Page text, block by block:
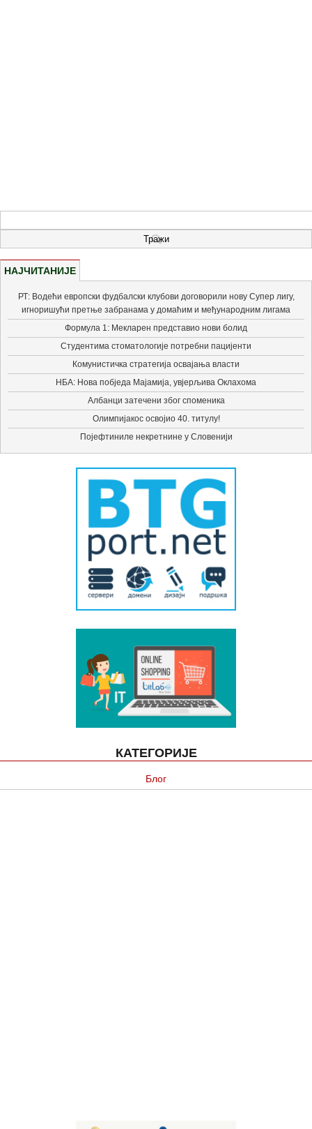
НАЈЧИТАНИЈЕ
РТ: Водећи европски фудбалски клубови договорили нову Супер лигу,
игноришући претње забранама у домаћим и међународним лигама
Формула 1: Мекларен представио нови болид
Студентима стоматологије потребни пацијенти
Комунистичка стратегија освајања власти
НБА: Нова побједа Мајамија, увјерљива Оклахома
Албанци затечени због споменика
Олимпијакос освојио 40. титулу!
Појефтиниле некретнине у Словенији
КАТЕГОРИЈЕ
Блог